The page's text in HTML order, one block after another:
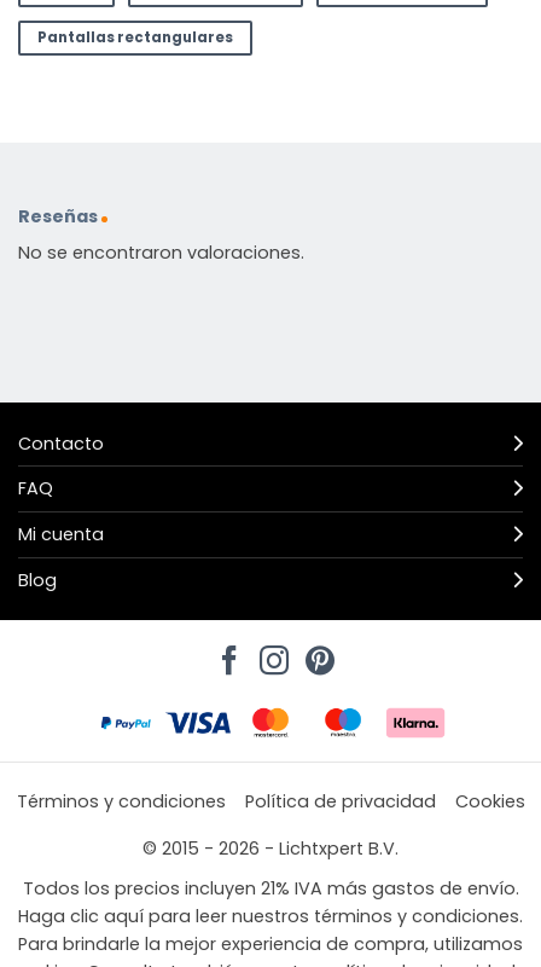
Pantallas rectangulares
Reseñas
No se encontraron valoraciones.
Contacto
FAQ
Mi cuenta
Blog
Términos y condiciones Política de privacidad
Cookies
© 2015 - 2026 - Lichtxpert B.V.
Todos los precios incluyen 21% IVA más gastos de envío.
Haga clic aquí para leer nuestros términos y condiciones.
Para brindarle la mejor experiencia de compra, utilizamos